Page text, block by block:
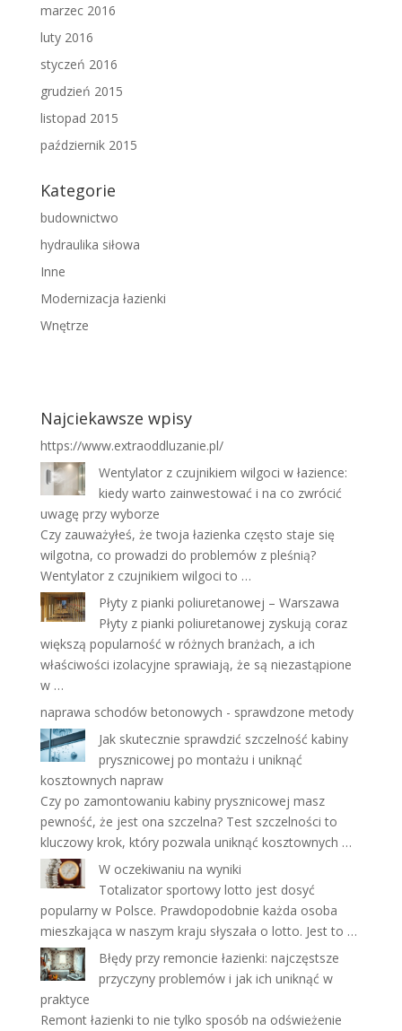
marzec 2016
luty 2016
styczeń 2016
grudzień 2015
listopad 2015
październik 2015
Kategorie
budownictwo
hydraulika siłowa
Inne
Modernizacja łazienki
Wnętrze
Najciekawsze wpisy
https://www.extraoddluzanie.pl/
Wentylator z czujnikiem wilgoci w łazience:
kiedy warto zainwestować i na co zwrócić
uwagę przy wyborze
Czy zauważyłeś, że twoja łazienka często staje się
wilgotna, co prowadzi do problemów z pleśnią?
Wentylator z czujnikiem wilgoci to …
Płyty z pianki poliuretanowej – Warszawa
Płyty z pianki poliuretanowej zyskują coraz
większą popularność w różnych branżach, a ich
właściwości izolacyjne sprawiają, że są niezastąpione
w …
naprawa schodów betonowych - sprawdzone metody
Jak skutecznie sprawdzić szczelność kabiny
prysznicowej po montażu i uniknąć
kosztownych napraw
Czy po zamontowaniu kabiny prysznicowej masz
pewność, że jest ona szczelna? Test szczelności to
kluczowy krok, który pozwala uniknąć kosztownych …
W oczekiwaniu na wyniki
Totalizator sportowy lotto jest dosyć
popularny w Polsce. Prawdopodobnie każda osoba
mieszkająca w naszym kraju słyszała o lotto. Jest to …
Błędy przy remoncie łazienki: najczęstsze
przyczyny problemów i jak ich uniknąć w
praktyce
Remont łazienki to nie tylko sposób na odświeżenie